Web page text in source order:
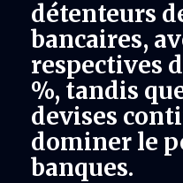
détenteurs
bancaires,
respectives
%, tandis
devises
dominer le
banques.